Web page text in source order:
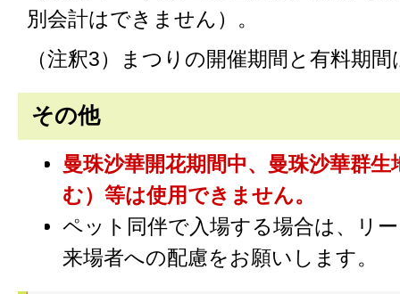
別会計はできません）。
（注釈3）まつりの開催期間と有料期
その他
曼珠沙華開花期間中、曼珠沙華群
む）等は使用できません。
ペット同伴で入場する場合は、リ
来場者への配慮をお願いします。